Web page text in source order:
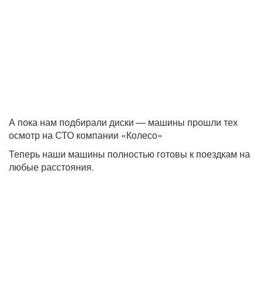
А пока нам подбирали диски — машины прошли тех
осмотр на СТО компании «Колесо»
Теперь наши машины полностью готовы к поездкам на
любые расстояния.